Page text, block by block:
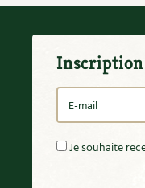
Je souhaite